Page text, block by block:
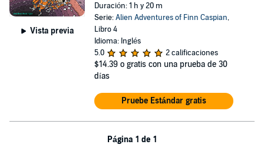
Vista previa
Duración: 1 h y 20 m
Serie:Alien Adventures of Finn Caspian,
Libro 4
Idioma: Inglés
5.0
2 calificaciones
$14.39 o gratis con una prueba de 30
días
Pruebe Estándar gratis
Página 1 de 1